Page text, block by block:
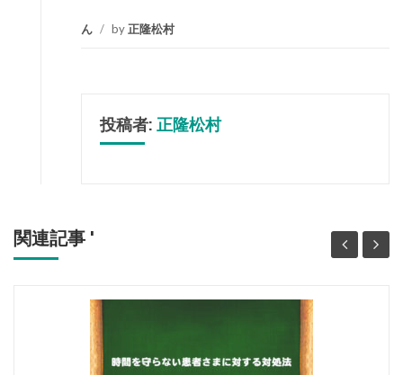
ん / by正隆松村
投稿者: 正隆松村
関連記事 '